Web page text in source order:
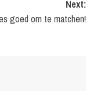
Next:
goed om te matchen!